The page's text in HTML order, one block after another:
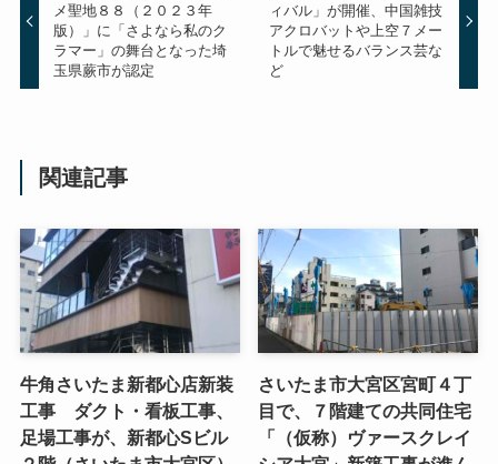
メ聖地８８（２０２３年
版）」に「さよなら私のク
ラマー」の舞台となった埼
玉県蕨市が認定
ィバル」が開催、中国雑技
アクロバットや上空７メー
トルで魅せるバランス芸な
ど
関連記事
牛角さいたま新都心店新装
工事 ダクト・看板工事、
足場工事が、新都心Sビル
さいたま市大宮区宮町４丁
目で、７階建ての共同住宅
「（仮称）ヴァースクレイ